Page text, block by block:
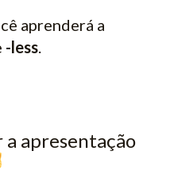
aprenderá a
-less
a apresentação